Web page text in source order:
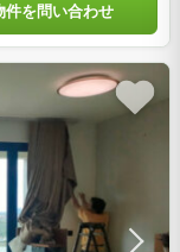
件を問い合わせ